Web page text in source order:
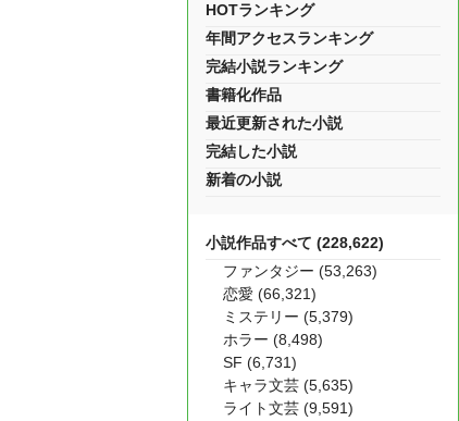
HOTランキング
年間アクセスランキング
完結小説ランキング
書籍化作品
最近更新された小説
完結した小説
新着の小説
小説作品すべて (228,622)
ファンタジー (53,263)
恋愛 (66,321)
ミステリー (5,379)
ホラー (8,498)
SF (6,731)
キャラ文芸 (5,635)
ライト文芸 (9,591)